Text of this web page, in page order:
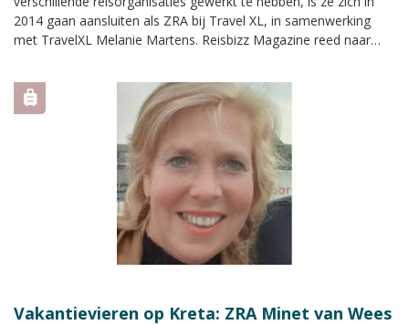
2014 gaan aansluiten als ZRA bij Travel XL, in samenwerking
met TravelXL Melanie Martens. Reisbizz Magazine reed naar
echt reisbureau hé!”
Vakantievieren op Kreta: ZRA Minet van Wees